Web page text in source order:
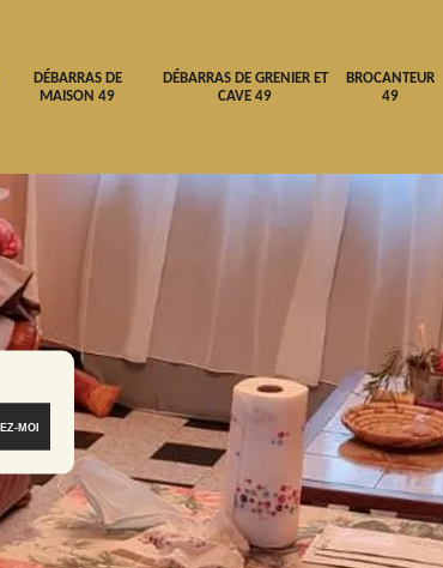
DÉBARRAS DE
MAISON 49
DÉBARRAS DE GRENIER ET
CAVE 49
BROCANTEUR
49